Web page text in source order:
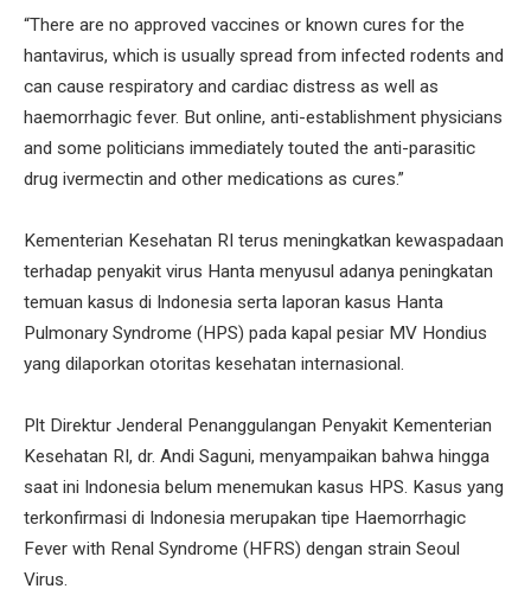
“There are no approved vaccines or known cures for the
hantavirus, which is usually spread from infected rodents and
can cause respiratory and cardiac distress as well as
haemorrhagic fever. But online, anti-establishment physicians
and some politicians immediately touted the anti-parasitic
drug ivermectin and other medications as cures.”
Kementerian Kesehatan RI terus meningkatkan kewaspadaan
terhadap penyakit virus Hanta menyusul adanya peningkatan
temuan kasus di Indonesia serta laporan kasus Hanta
Pulmonary Syndrome (HPS) pada kapal pesiar MV Hondius
yang dilaporkan otoritas kesehatan internasional.
Plt Direktur Jenderal Penanggulangan Penyakit Kementerian
Kesehatan RI, dr. Andi Saguni, menyampaikan bahwa hingga
saat ini Indonesia belum menemukan kasus HPS. Kasus yang
terkonfirmasi di Indonesia merupakan tipe Haemorrhagic
Fever with Renal Syndrome (HFRS) dengan strain Seoul
Virus.